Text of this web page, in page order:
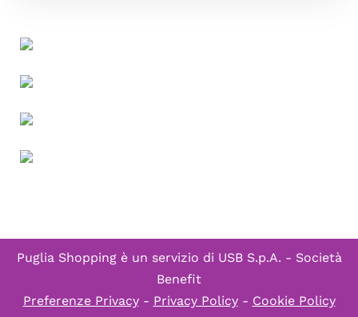
Puglia Shopping è un servizio di USB S.p.A. - Società
Benefit
Preferenze Privacy- Privacy Policy- Cookie Policy